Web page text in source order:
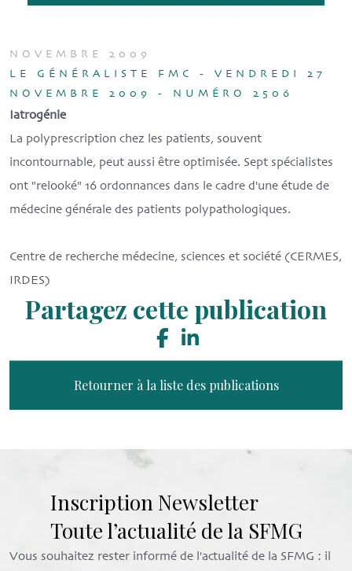
NOVEMBRE 2009
LE GÉNÉRALISTE FMC - VENDREDI 27
NOVEMBRE 2009 - NUMÉRO 2506
Iatrogénie
La polyprescription chez les patients, souvent
incontournable, peut aussi être optimisée. Sept spécialistes
ont "relooké" 16 ordonnances dans le cadre d'une étude de
médecine générale des patients polypathologiques.
Centre de recherche médecine, sciences et société (CERMES,
IRDES)
Partagez cette publication
Retourner à la liste des publications
Inscription Newsletter
Toute l’actualité de la SFMG
Vous souhaitez rester informé de l'actualité de la SFMG : il